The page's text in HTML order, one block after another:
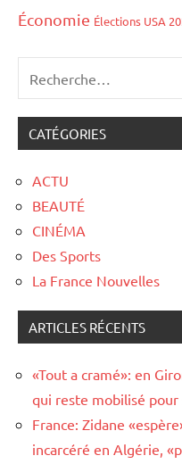
Économie Élections USA
CATÉGORIES
ACTU
BEAUTÉ
CINÉMA
Des Sports
La France Nouvelles
ARTICLES RÉCENTS
«Tout a cramé»: en
qui reste mobilisé pour
France: Zidane
incarcéré en Algérie,